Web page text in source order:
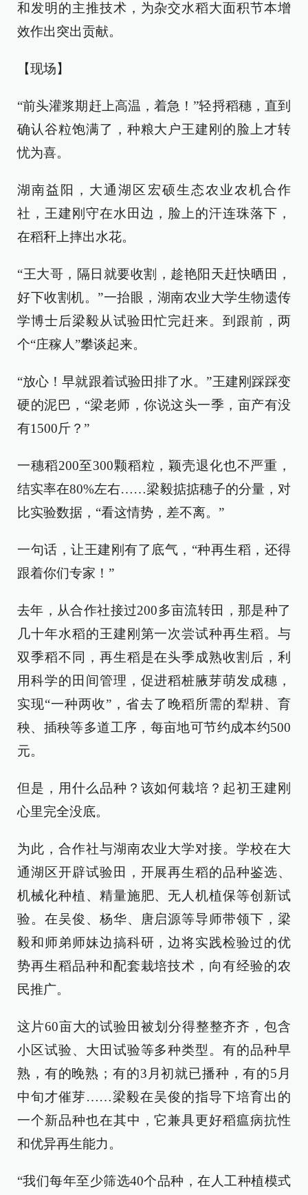
和发明的主推技术，为杂交水稻大面积节本增
效作出突出贡献。
【现场】
“前头灌浆期赶上高温，着急！”轻捋稻穗，直到
确认谷粒饱满了，种粮大户王建刚的脸上才转
忧为喜。
湖南益阳，大通湖区宏硕生态农业农机合作
社，王建刚守在水田边，脸上的汗连珠落下，
在稻秆上摔出水花。
“王大哥，隔日就要收割，趁艳阳天赶快晒田，
好下收割机。”一抬眼，湖南农业大学生物遗传
学博士后梁毅从试验田忙完赶来。到跟前，两
个“庄稼人”攀谈起来。
“放心！早就跟着试验田排了水。”王建刚踩踩变
硬的泥巴，“梁老师，你说这头一季，亩产有没
有1500斤？”
一穗稻200至300颗稻粒，颖壳退化也不严重，
结实率在80%左右……梁毅掂掂穗子的分量，对
比实验数据，“看这情势，差不离。”
一句话，让王建刚有了底气，“种再生稻，还得
跟着你们专家！”
去年，从合作社接过200多亩流转田，那是种了
几十年水稻的王建刚第一次尝试种再生稻。与
双季稻不同，再生稻是在头季成熟收割后，利
用科学的田间管理，促进稻桩腋芽萌发成穗，
实现“一种两收”，省去了晚稻所需的犁耕、育
秧、插秧等多道工序，每亩地可节约成本约500
元。
但是，用什么品种？该如何栽培？起初王建刚
心里完全没底。
为此，合作社与湖南农业大学对接。学校在大
通湖区开辟试验田，开展再生稻的品种鉴选、
机械化种植、精量施肥、无人机植保等创新试
验。在吴俊、杨华、唐启源等导师带领下，梁
毅和师弟师妹边搞科研，边将实践检验过的优
势再生稻品种和配套栽培技术，向有经验的农
民推广。
这片60亩大的试验田被划分得整整齐齐，包含
小区试验、大田试验等多种类型。有的品种早
熟，有的晚熟；有的3月初就已播种，有的5月
中旬才催芽……梁毅在吴俊的指导下培育出的
一个新品种也在其中，它兼具更好稻瘟病抗性
和优异再生能力。
“我们每年至少筛选40个品种，在人工种植模式